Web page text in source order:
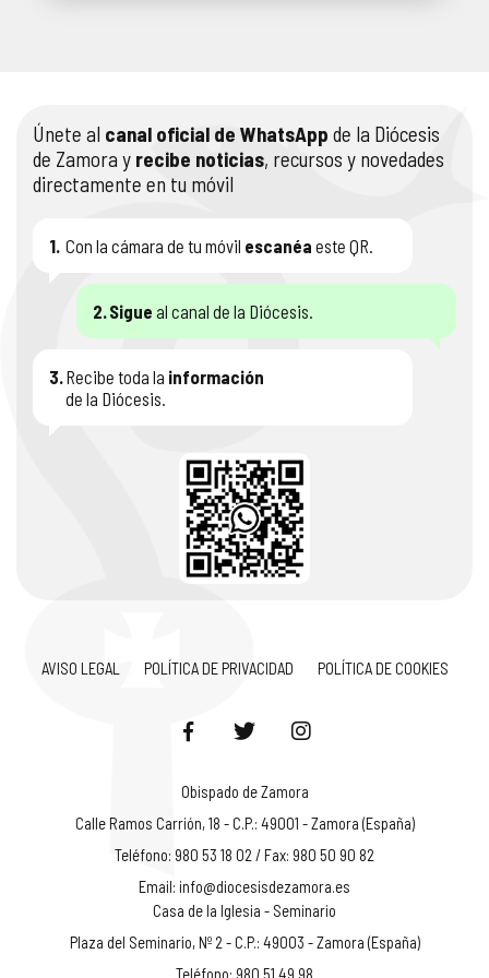
Únete al canal oficial de WhatsApp de la Diócesis
de Zamora y recibe noticias, recursos y novedades
directamente en tu móvil
1. Con la cámara de tu móvil escanéa este QR.
2. Sigue al canal de la Diócesis.
3. Recibe toda la información
de la Diócesis.
AVISO LEGAL POLÍTICA DE PRIVACIDAD POLÍTICA DE COOKIES
Obispado de Zamora
Calle Ramos Carrión, 18 - C.P.: 49001 - Zamora (España)
Teléfono: 980 53 18 02 / Fax: 980 50 90 82
Email: info@diocesisdezamora.es
Casa de la Iglesia - Seminario
Plaza del Seminario, Nº 2 - C.P.: 49003 - Zamora (España)
Teléfono: 980 51 49 98